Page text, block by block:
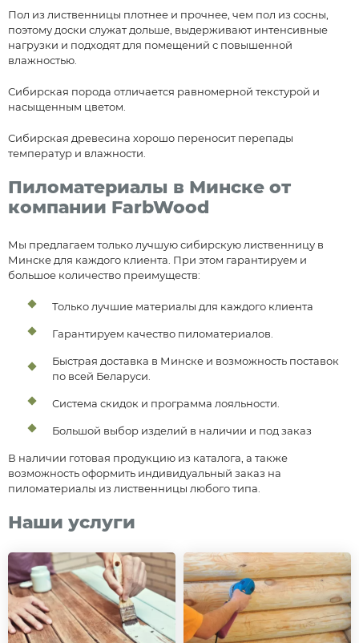
Пол из лиственницы плотнее и прочнее, чем пол из сосны,
поэтому доски служат дольше, выдерживают интенсивные
нагрузки и подходят для помещений с повышенной
влажностью.
Сибирская порода отличается равномерной текстурой и
насыщенным цветом.
Сибирская древесина хорошо переносит перепады
температур и влажности.
Пиломатериалы в Минске от
компании FarbWood
Мы предлагаем только лучшую сибирскую лиственницу в
Минске для каждого клиента. При этом гарантируем и
большое количество преимуществ:
Только лучшие материалы для каждого клиента
Гарантируем качество пиломатериалов.
Быстрая доставка в Минске и возможность поставок
по всей Беларуси.
Система скидок и программа лояльности.
Большой выбор изделий в наличии и под заказ
В наличии готовая продукцию из каталога, а также
возможность оформить индивидуальный заказ на
пиломатериалы из лиственницы любого типа.
Наши услуги